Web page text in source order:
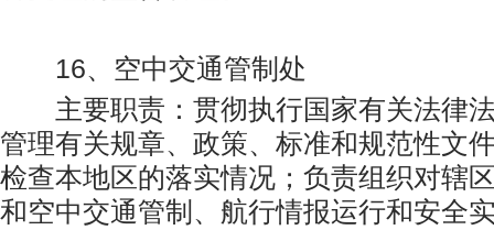
16、空中交通管制处
主要职责：贯彻执行国家有关法律
管理有关规章、政策、标准和规范性文
检查本地区的落实情况；负责组织对辖
和空中交通管制、航行情报运行和安全